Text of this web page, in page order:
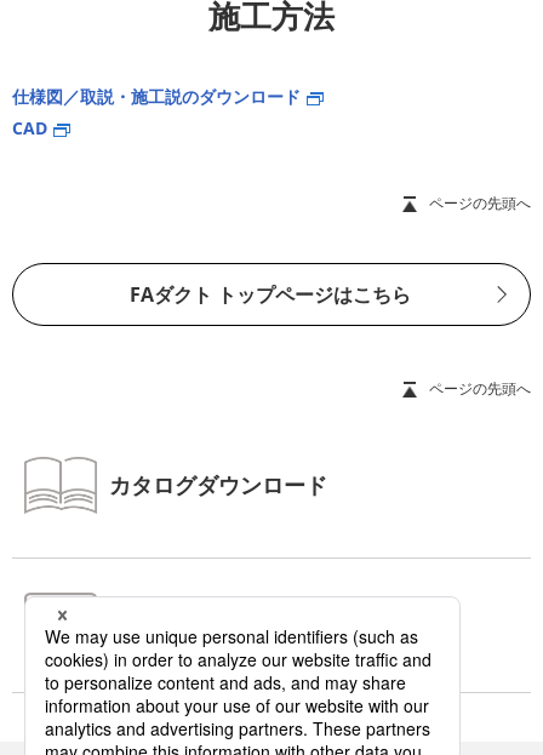
施工方法
仕様図／取説・施工説のダウンロード
CAD
ページの先頭へ
FAダクト トップページはこちら
ページの先頭へ
カタログダウンロード